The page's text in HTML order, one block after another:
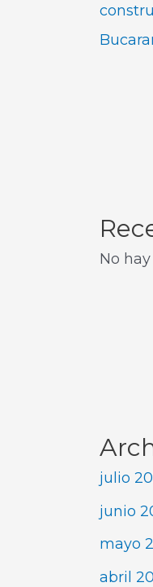
No
julio
junio
mayo
abril